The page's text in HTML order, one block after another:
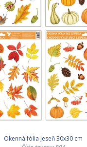
Okenná fólia jeseň 30x30 cm